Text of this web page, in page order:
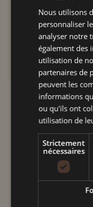
12,00€–
"Quand le
Moule à
la main dans
en Alsace.
Compatible
Nous utilisons
personnaliser
analyser notre
également des
utilisation de
partenaires de
peuvent les
informations
ou qu'ils ont
utilisation de
Strictement
nécessaires